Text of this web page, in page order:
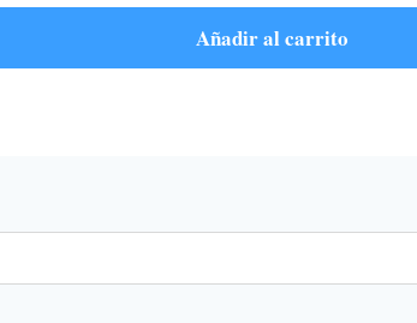
Añadir al carrito